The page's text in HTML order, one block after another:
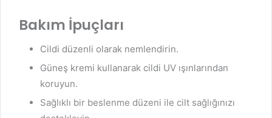
Bakım İpuçları
Cildi düzenli olarak nemlendirin.
Güneş kremi kullanarak cildi UV ışınlarından
koruyun.
Sağlıklı bir beslenme düzeni ile cilt sağlığınızı